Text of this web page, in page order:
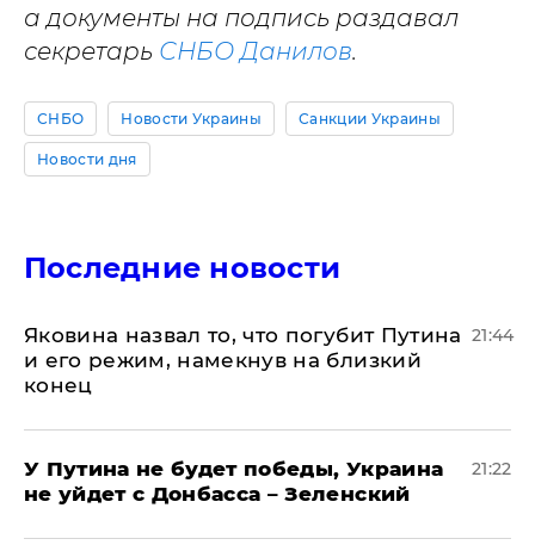
а документы на подпись раздавал
секретарь СНБО Данилов.
СНБО Новости Украины Санкции Украины
Новости дня
Последние новости
Яковина назвал то, что погубит Путина
и его режим, намекнув на близкий
конец
21:44
У Путина не будет победы, Украина
не уйдет с Донбасса – Зеленский
21:22